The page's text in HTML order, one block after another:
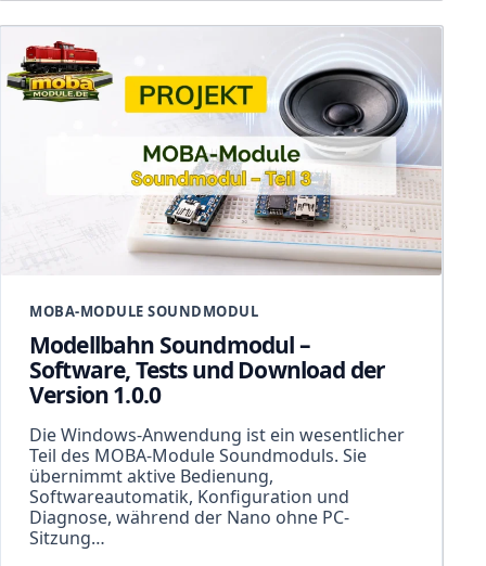
MOBA-MODULE SOUNDMODUL
Modellbahn Soundmodul –
Software, Tests und Download der
Version 1.0.0
Die Windows-Anwendung ist ein wesentlicher
Teil des MOBA-Module Soundmoduls. Sie
übernimmt aktive Bedienung,
Softwareautomatik, Konfiguration und
Diagnose, während der Nano ohne PC-
Sitzung…